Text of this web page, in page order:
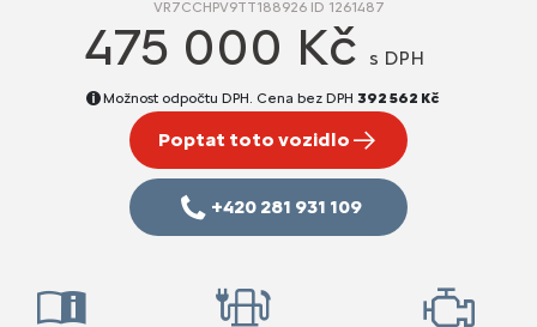
VR7CCHPV9TT188926 ID 1261487
475 000 Kč s DPH
Možnost odpočtu DPH. Cena bez DPH 392 562 Kč
Poptat toto vozidlo
+420 281 931 109